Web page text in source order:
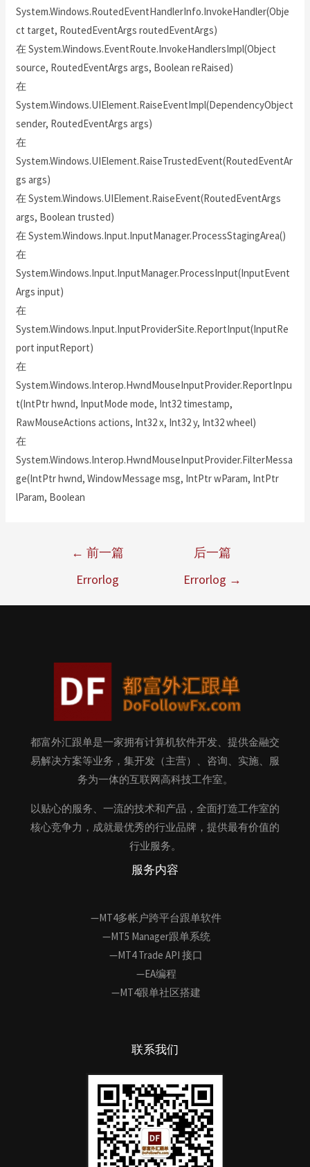
System.Windows.RoutedEventHandlerInfo.InvokeHandler(Obje
ct target, RoutedEventArgs routedEventArgs)
在 System.Windows.EventRoute.InvokeHandlersImpl(Object
source, RoutedEventArgs args, Boolean reRaised)
在
System.Windows.UIElement.RaiseEventImpl(DependencyObject
sender, RoutedEventArgs args)
在
System.Windows.UIElement.RaiseTrustedEvent(RoutedEventAr
gs args)
在 System.Windows.UIElement.RaiseEvent(RoutedEventArgs
args, Boolean trusted)
在 System.Windows.Input.InputManager.ProcessStagingArea()
在
System.Windows.Input.InputManager.ProcessInput(InputEvent
Args input)
在
System.Windows.Input.InputProviderSite.ReportInput(InputRe
port inputReport)
在
System.Windows.Interop.HwndMouseInputProvider.ReportInpu
t(IntPtr hwnd, InputMode mode, Int32 timestamp,
RawMouseActions actions, Int32 x, Int32 y, Int32 wheel)
在
System.Windows.Interop.HwndMouseInputProvider.FilterMessa
ge(IntPtr hwnd, WindowMessage msg, IntPtr wParam, IntPtr
lParam, Boolean
← 前一篇
Errorlog
后一篇
Errorlog →
都富外汇跟单是一家拥有计算机软件开发、提供金融交
易解决方案等业务，集开发（主营）、咨询、实施、服
务为一体的互联网高科技工作室。
以贴心的服务、一流的技术和产品，全面打造工作室的
核心竞争力，成就最优秀的行业品牌，提供最有价值的
行业服务。
服务内容
—MT4多帐户跨平台跟单软件
—MT5 Manager跟单系统
—MT4 Trade API 接口
—EA编程
—MT4跟单社区搭建
联系我们